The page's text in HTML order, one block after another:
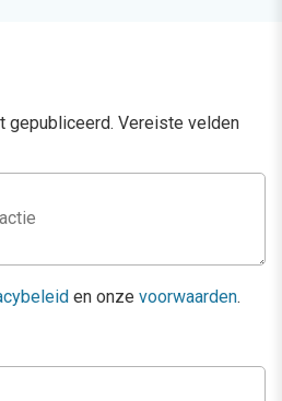
gepubliceerd. Vereiste velden
en onze voorwaarden.